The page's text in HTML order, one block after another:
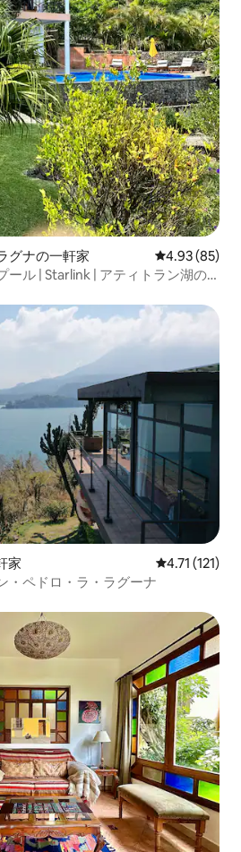
グナの一軒家 レビュー85
4.93 (85)
ール | Starlink | アティトラン湖の
家 レビュー121
4.71 (121)
・ペドロ・ラ・ラグーナ
です。